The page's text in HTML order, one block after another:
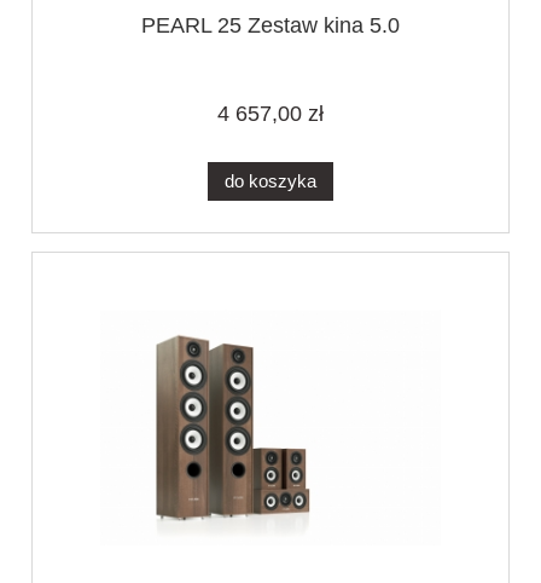
PEARL 25 Zestaw kina 5.0
4 657,00 zł
do koszyka